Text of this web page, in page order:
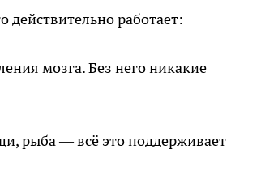
действительно работает:
мозга. Без него никакие
рыба — всё это поддерживает